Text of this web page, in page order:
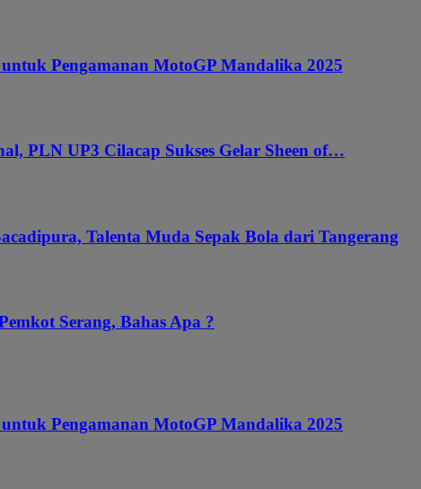
Pengamanan MotoGP Mandalika 2025
PLN UP3 Cilacap Sukses Gelar Sheen of…
Talenta Muda Sepak Bola dari Tangerang
Serang, Bahas Apa ?
Pengamanan MotoGP Mandalika 2025